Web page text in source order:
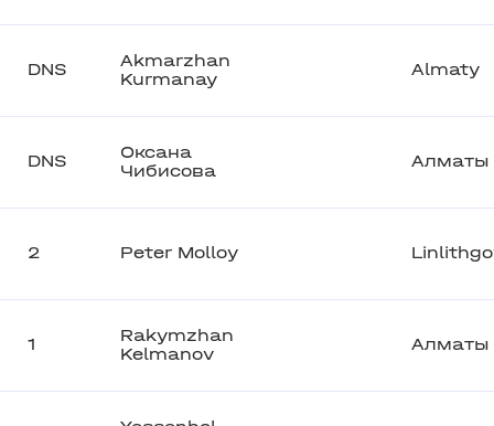
DNS
Akmarzhan
Kurmanay
Almaty
DNS
Оксана
Чибисова
Алматы
2 Peter Molloy
1
Rakymzhan
Kelmanov
Алматы